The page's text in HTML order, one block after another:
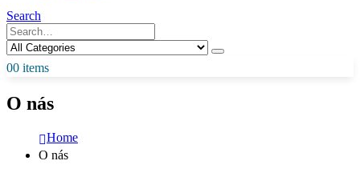
Search
00 items
O nás
Home
O nás